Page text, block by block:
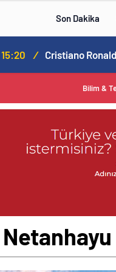
Son Dakika
15:20 /
Bilim &